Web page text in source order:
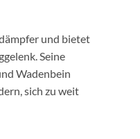
und bietet
Seine
Wadenbein
sich zu weit